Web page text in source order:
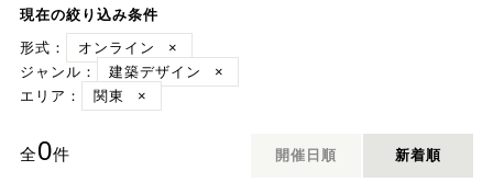
現在の絞り込み条件
形式：
オンライン
×
ジャンル：
建築デザイン
×
エリア：
関東 ×
全0件 開催日順 新着順